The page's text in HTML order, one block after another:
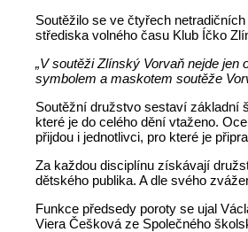
Soutěžilo se ve čtyřech
střediska volného času Klub Íčko
„V soutěži Zlínský Vorvaň nejde
symbolem a maskotem soutěže
Soutěžní družstvo sestaví základní
které je do celého dění vtaženo.
přijdou i jednotlivci, pro které je
Za každou disciplínu získávají
dětského publika. A dle svého
Funkce předsedy poroty se ujal
Viera Češková ze Společného